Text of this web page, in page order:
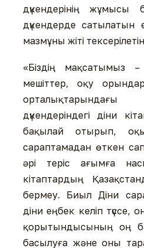
дүкендерінің жұмысы
дүкендерде сатылатын
мазмұны жіті
«Біздің мақсатымыз
мешіттер, оқу
дүкендеріндегі діни
бақылай отырып,
сараптамадан өткен
әрі теріс ағымға
кітаптардың
бермеу. Биыл Діни
діни еңбек келіп
қорытындысының оң
басылуға және оны